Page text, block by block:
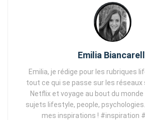
Emilia
Emilia, je rédige pour les rubriques
tout ce qui se passe sur les réseaux
Netflix et voyage au bout du
sujets lifestyle, people,
mes inspirations ! #inspiration